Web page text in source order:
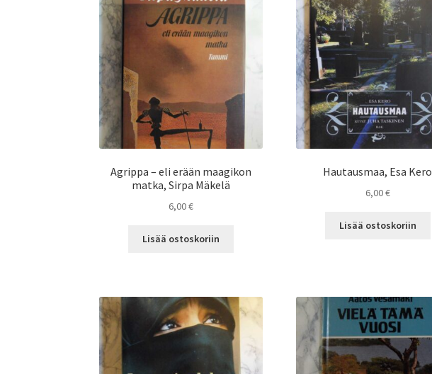
Agrippa – eli erään maagikon
matka, Sirpa Mäkelä
6,00€
Lisää ostoskoriin
Hautausmaa, Esa Kero
6,00€
Lisää ostoskoriin